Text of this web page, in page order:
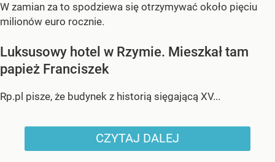
W zamian za to spodziewa się otrzymywać około pięciu
milionów euro rocznie.
Luksusowy hotel w Rzymie. Mieszkał tam
papież Franciszek
Rp.pl pisze, że budynek z historią sięgającą XV...
CZYTAJ DALEJ